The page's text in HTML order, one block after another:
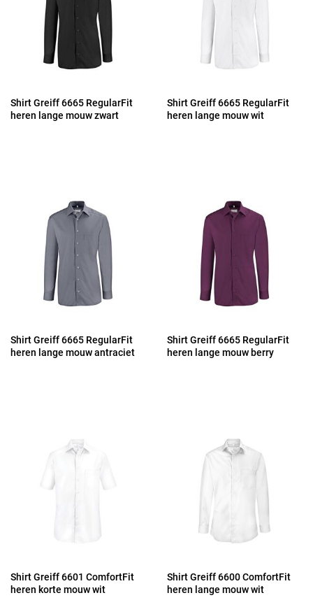
Shirt Greiff 6665 RegularFit
heren lange mouw zwart
Shirt Greiff 6665 RegularFit
heren lange mouw wit
Shirt Greiff 6665 RegularFit
heren lange mouw antraciet
Shirt Greiff 6665 RegularFit
heren lange mouw berry
Shirt Greiff 6601 ComfortFit
heren korte mouw wit
Shirt Greiff 6600 ComfortFit
heren lange mouw wit